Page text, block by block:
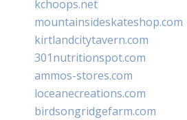
kchoops.net
mountainsideskateshop.com
kirtlandcitytavern.com
301nutritionspot.com
ammos-stores.com
loceanecreations.com
birdsongridgefarm.com